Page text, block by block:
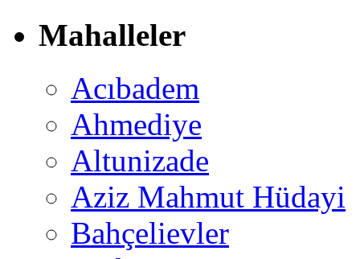
Mahalleler
Acıbadem
Ahmediye
Altunizade
Aziz Mahmut Hüdayi
Bahçelievler